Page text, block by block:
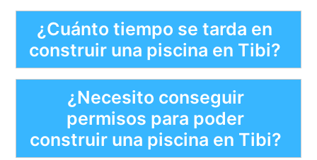
¿Cuánto tiempo se tarda en
construir una piscina en Tibi?
¿Necesito conseguir
permisos para poder
construir una piscina en Tibi?